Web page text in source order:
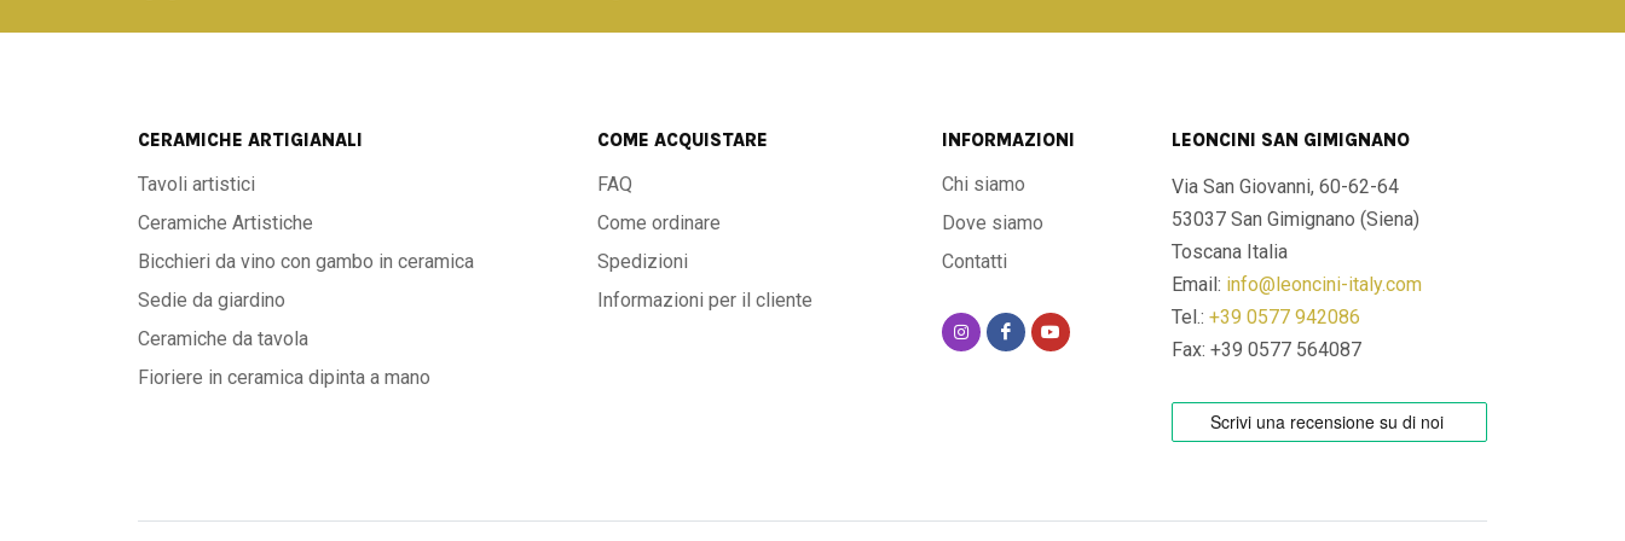
CERAMICHE ARTIGIANALI
Tavoli artistici
Ceramiche Artistiche
Bicchieri da vino con gambo in ceramica
Sedie da giardino
Ceramiche da tavola
Fioriere in ceramica dipinta a mano
COME ACQUISTARE
FAQ
Come ordinare
Spedizioni
Informazioni per il cliente
INFORMAZIONI
Chi siamo
Dove siamo
Contatti
LEONCINI SAN GIMIGNANO
Via San Giovanni, 60-62-64
53037 San Gimignano (Siena)
Toscana Italia
Email: info@leoncini-italy.com
Tel.: +39 0577 942086
Fax: +39 0577 564087